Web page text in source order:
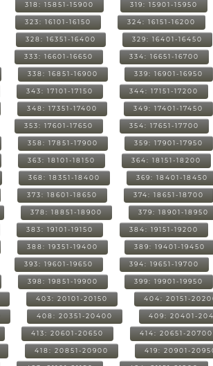
318: 15851-15900 319: 15901-15950
323: 16101-16150 324: 16151-16200
328: 16351-16400 329: 16401-16450
333: 16601-16650 334: 16651-16700
338: 16851-16900 339: 16901-16950
343: 17101-17150 344: 17151-17200
348: 17351-17400 349: 17401-17450
353: 17601-17650 354: 17651-17700
358: 17851-17900 359: 17901-17950
363: 18101-18150 364: 18151-18200
368: 18351-18400 369: 18401-18450
373: 18601-18650 374: 18651-18700
378: 18851-18900 379: 18901-18950
383: 19101-19150 384: 19151-19200
388: 19351-19400 389: 19401-19450
393: 19601-19650 394: 19651-19700
398: 19851-19900 399: 19901-19950
403: 20101-20150 404: 20151-
408: 20351-20400 409: 20401-
413: 20601-20650 414: 20651-20700
418: 20851-20900 419: 20901-